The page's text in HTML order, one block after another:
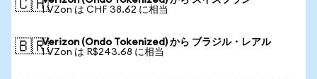
🇨🇭1 VZon は CHF 38.62 に相当
🇧🇷Verizon (Ondo Tokenized) から ブラジル・レアル
1 VZon は R$243.68 に相当